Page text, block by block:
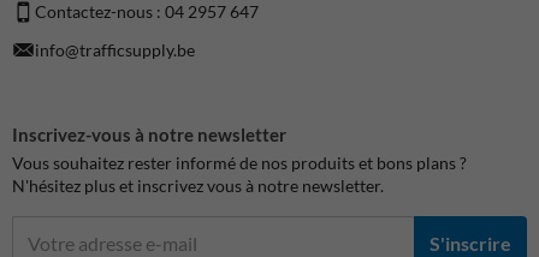
Contactez-nous : 04 2957 647
info@trafficsupply.be
Inscrivez-vous à notre newsletter
Vous souhaitez rester informé de nos produits et bons plans ?
N'hésitez plus et inscrivez vous à notre newsletter.
S'inscrire